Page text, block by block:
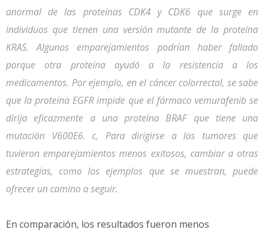
anormal de las proteínas CDK4 y CDK6 que surge en
individuos que tienen una versión mutante de la proteína
KRAS. Algunos emparejamientos podrían haber fallado
porque otra proteína ayudó a la resistencia a los
medicamentos. Por ejemplo, en el cáncer colorrectal, se sabe
que la proteína EGFR impide que el fármaco vemurafenib se
dirija eficazmente a una proteína BRAF que tiene una
mutación V600E6. c, Para dirigirse a los tumores que
tuvieron emparejamientos menos exitosos, cambiar a otras
estrategias, como los ejemplos que se muestran, puede
ofrecer un camino a seguir.
En comparación, los resultados fueron menos